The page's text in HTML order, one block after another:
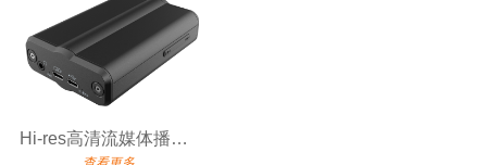
Hi-res高清流媒体播放器